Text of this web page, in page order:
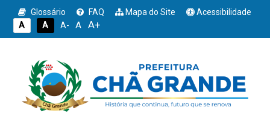
Glossário FAQ Mapa do Site
Acessibilidade
A
A A- A A+